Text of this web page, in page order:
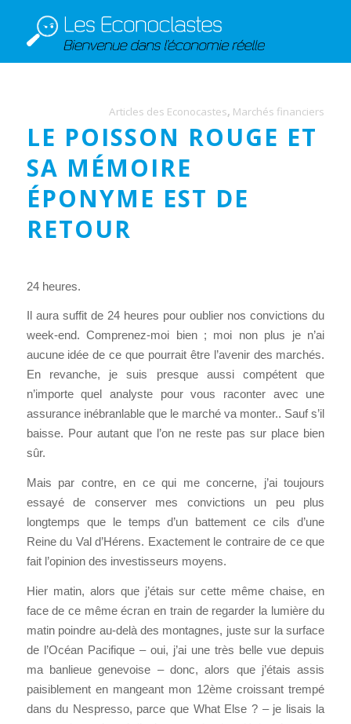
Articles des Econocastes, Marchés financiers
LE POISSON ROUGE ET
SA MÉMOIRE
ÉPONYME EST DE
RETOUR
24 heures.
Il aura suffit de 24 heures pour oublier nos convictions du
week-end. Comprenez-moi bien ; moi non plus je n’ai
aucune idée de ce que pourrait être l’avenir des marchés.
En revanche, je suis presque aussi compétent que
n’importe quel analyste pour vous raconter avec une
assurance inébranlable que le marché va monter.. Sauf s’il
baisse. Pour autant que l’on ne reste pas sur place bien
sûr.
Mais par contre, en ce qui me concerne, j’ai toujours
essayé de conserver mes convictions un peu plus
longtemps que le temps d’un battement ce cils d’une
Reine du Val d’Hérens. Exactement le contraire de ce que
fait l’opinion des investisseurs moyens.
Hier matin, alors que j’étais sur cette même chaise, en
face de ce même écran en train de regarder la lumière du
matin poindre au-delà des montagnes, juste sur la surface
de l’Océan Pacifique – oui, j’ai une très belle vue depuis
ma banlieue genevoise – donc, alors que j’étais assis
paisiblement en mangeant mon 12ème croissant trempé
dans du Nespresso, parce que What Else ? – je lisais la